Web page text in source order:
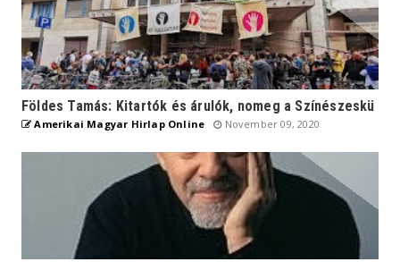
Földes Tamás: Kitartók és árulók, nomeg a Színészeskü
Amerikai Magyar Hirlap Online November 09, 2020